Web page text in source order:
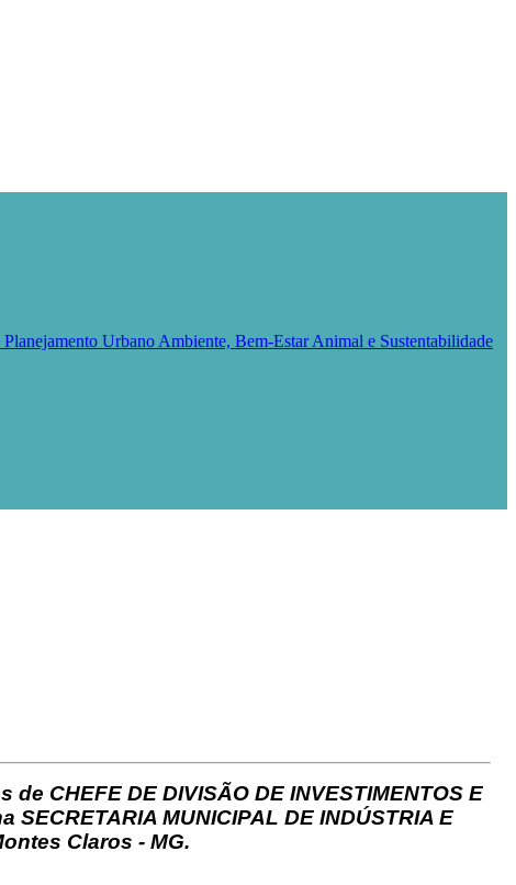
Urbano Ambiente, Bem-Estar Animal e Sustentabilidade
CHEFE DE DIVISÃO DE INVESTIMENTOS E
SECRETARIA MUNICIPAL DE INDÚSTRIA E
Claros - MG.